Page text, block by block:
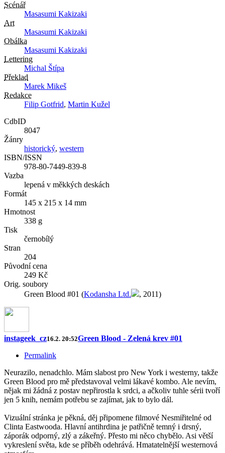
Scénář
Masasumi Kakizaki
Art
Masasumi Kakizaki
Obálka
Masasumi Kakizaki
Lettering
Michal Štípa
Překlad
Marek Mikeš
Redakce
Filip Gotfrid, Martin Kužel
CdbID
8047
Žánry
historický, western
ISBN/ISSN
978-80-7449-839-8
Vazba
lepená v měkkých deskách
Formát
145 x 215 x 14 mm
Hmotnost
338 g
Tisk
černobílý
Stran
204
Původní cena
249 Kč
Orig. soubory
Green Blood #01 (Kodansha Ltd. , 2011)
instageek_cz16.2. 20:52Green Blood - Zelená krev #01
Permalink
Neurazilo, nenadchlo. Mám slabost pro New York i westerny, takže
Green Blood pro mě představoval velmi lákavé kombo. Ale nevím,
nějak mi žádná z postav nepřirostla k srdci, a ačkoliv tuhle sérii tvoří
jen 5 knih, nemám potřebu se zajímat, jak to bylo dál.
Vizuální stránka je pěkná, děj připomene filmové Nesmiřitelné od
Clinta Eastwooda. Hlavní antihrdina je patřičně temný i drsný,
záporák odporný, zlý a zákeřný. Přesto mi něco chybělo. Asi větší
vykreslení světa, kde se příběh odehrává. Hmatatelnější westernová